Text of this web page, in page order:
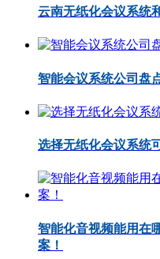
云南无纸化会议系统
智能会议系统公司盘
选择无纸化会议系统
智能化音视频能用在
案！